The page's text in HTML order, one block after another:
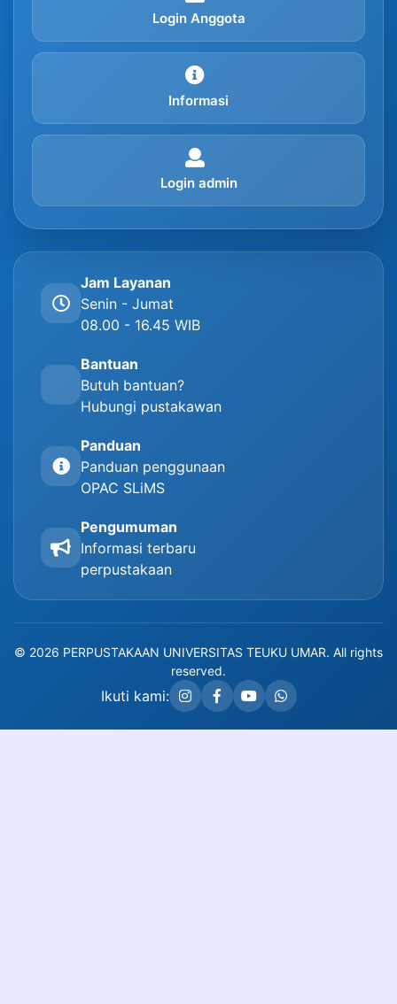
Login Anggota
Informasi
Login admin
Jam Layanan
Senin - Jumat
08.00 - 16.45 WIB
Bantuan
Butuh bantuan?
Hubungi pustakawan
Panduan
Panduan penggunaan
OPAC SLiMS
Pengumuman
Informasi terbaru
perpustakaan
© 2026 PERPUSTAKAAN UNIVERSITAS TEUKU UMAR. All rights
reserved.
Ikuti kami: